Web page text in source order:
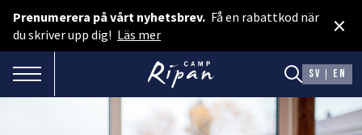
Prenumerera på vårt nyhetsbrev. Få en rabattkod när
du skriver upp dig! Läs mer ×
TOGGLE NAVIGATION SV EN
Boka rum
Spa & Event
Boka camping